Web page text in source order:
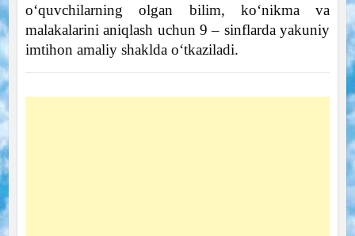
oʻquvchilarning olgan bilim, koʻnikma va
malakalarini aniqlash uchun 9 – sinflarda yakuniy
imtihon amaliy shaklda oʻtkaziladi.